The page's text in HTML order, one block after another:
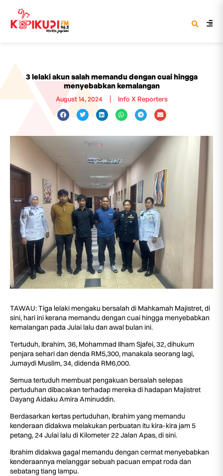
3 lelaki akun salah memandu dengan cuai hingga
menyebabkan kemalangan
August 14, 2024 Info X Reporters
TAWAU: Tiga lelaki mengaku bersalah di Mahkamah Majistret, di
sini, hari ini kerana memandu dengan cuai hingga menyebabkan
kemalangan pada Julai lalu dan awal bulan ini.
Tertuduh, Ibrahim, 36, Mohammad Ilham Sjafei, 32, dihukum
penjara sehari dan denda RM5,300, manakala seorang lagi,
Jumaydi Muslim, 34, didenda RM6,000.
Semua tertuduh membuat pengakuan bersalah selepas
pertuduhan dibacakan terhadap mereka di hadapan Majistret
Dayang Aidaku Amira Aminuddin.
Berdasarkan kertas pertuduhan, Ibrahim yang memandu
kenderaan didakwa melakukan perbuatan itu kira-kira jam 5
petang, 24 Julai lalu di Kilometer 22 Jalan Apas, di sini.
Ibrahim didakwa gagal memandu dengan cermat menyebabkan
kenderaannya melanggar sebuah pacuan empat roda dan
sebatang tiang lampu.